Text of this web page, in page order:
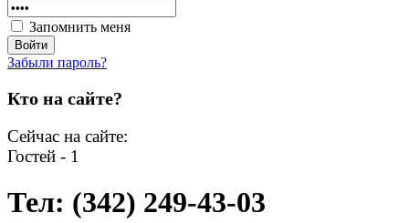
Запомнить меня
Забыли пароль?
Кто на сайте?
Сейчас на сайте:
Гостей - 1
Тел: (342) 249-43-03